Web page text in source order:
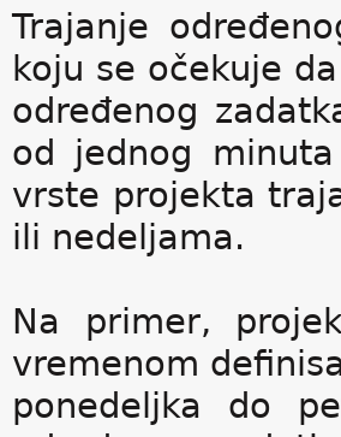
Trajanje
koju se očekuje
određenog
od jednog
vrste projekta
ili nedeljama.
Na primer,
vremenom
ponedeljka do